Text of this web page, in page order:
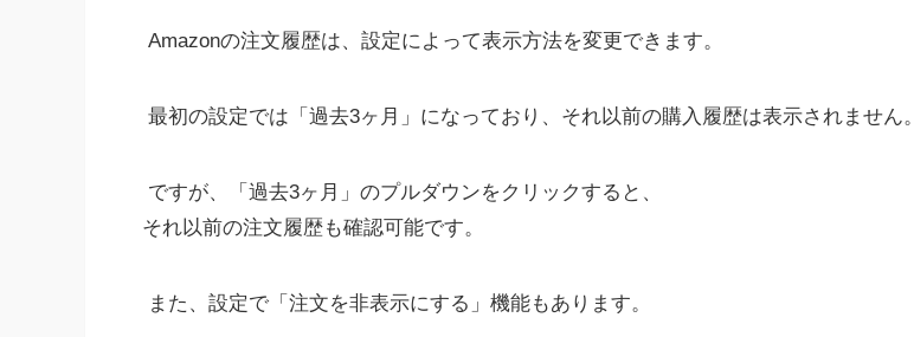
Amazonの注文履歴は、設定によって表示方法を変更できます。
最初の設定では「過去3ヶ月」になっており、それ以前の購入履歴は表示されません。
ですが、「過去3ヶ月」のプルダウンをクリックすると、
それ以前の注文履歴も確認可能です。
また、設定で「注文を非表示にする」機能もあります。